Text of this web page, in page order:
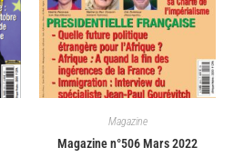
Magazine
Magazine n°506 Mars 2022